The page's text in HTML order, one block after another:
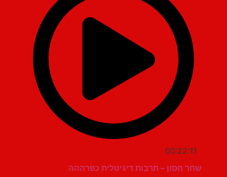
00:22:11
שחר חסון – תרבות דיגיטלית כפרההה